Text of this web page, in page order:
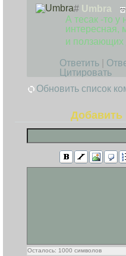
# Umbra
А тесак -то у
интересная,
и ползающих
Ответить
Цитировать
Обновить список
Добавить
Осталось: 1000 символов